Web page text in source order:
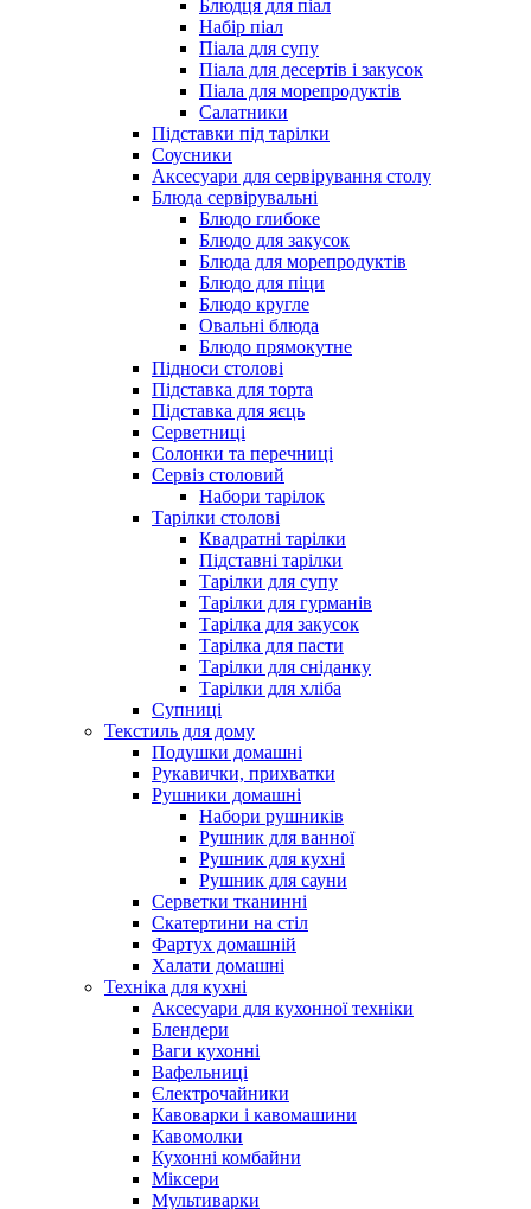
Блюдця для піал
Набір піал
Піала для супу
Піала для десертів і закусок
Піала для морепродуктів
Салатники
Підставки під тарілки
Соусники
Аксесуари для сервірування столу
Блюда сервірувальні
Блюдо глибоке
Блюдо для закусок
Блюда для морепродуктів
Блюдо для піци
Блюдо кругле
Овальні блюда
Блюдо прямокутне
Підноси столові
Підставка для торта
Підставка для яєць
Серветниці
Солонки та перечниці
Сервіз столовий
Набори тарілок
Тарілки столові
Квадратні тарілки
Підставні тарілки
Тарілки для супу
Тарілки для гурманів
Тарілка для закусок
Тарілка для пасти
Тарілки для сніданку
Тарілки для хліба
Супниці
Текстиль для дому
Подушки домашні
Рукавички, прихватки
Рушники домашні
Набори рушників
Рушник для ванної
Рушник для кухні
Рушник для сауни
Серветки тканинні
Скатертини на стіл
Фартух домашній
Халати домашні
Техніка для кухні
Аксесуари для кухонної техніки
Блендери
Ваги кухонні
Вафельниці
Єлектрочайники
Кавоварки і кавомашини
Кавомолки
Кухонні комбайни
Міксери
Мультиварки